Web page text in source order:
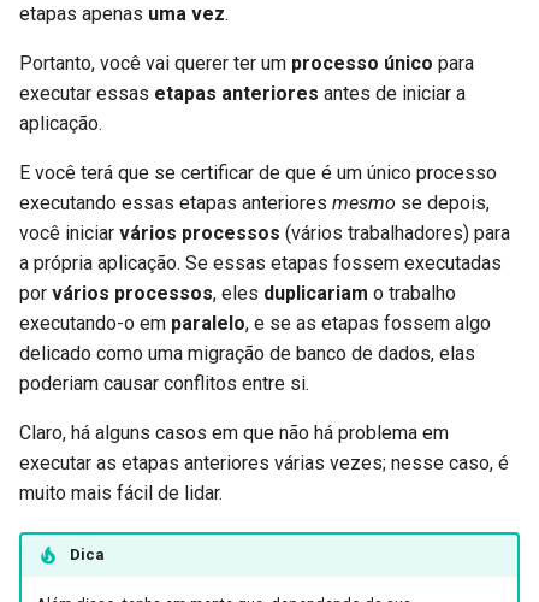
etapas apenas uma vez.
Portanto, você vai querer ter um processo único para
executar essas etapas anteriores antes de iniciar a
aplicação.
E você terá que se certificar de que é um único processo
executando essas etapas anteriores mesmo se depois,
você iniciar vários processos (vários trabalhadores) para
a própria aplicação. Se essas etapas fossem executadas
por vários processos, eles duplicariam o trabalho
executando-o em paralelo, e se as etapas fossem algo
delicado como uma migração de banco de dados, elas
poderiam causar conflitos entre si.
Claro, há alguns casos em que não há problema em
executar as etapas anteriores várias vezes; nesse caso, é
muito mais fácil de lidar.
Dica